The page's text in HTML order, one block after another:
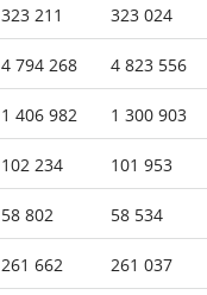
323 211 323 024
4 794 268 4 823 556
1 406 982 1 300 903
102 234 101 953
58 802 58 534
261 662 261 037